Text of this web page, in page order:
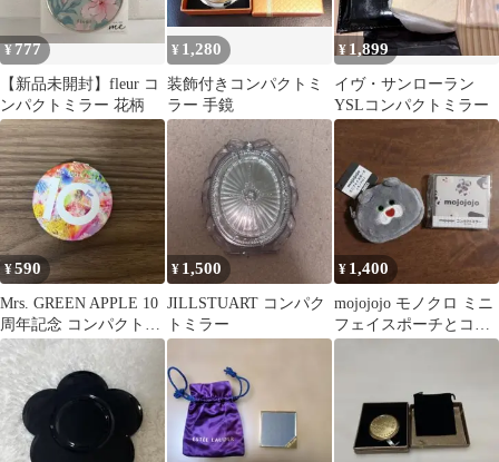
¥777
【新品未開封】fleur コ
ンパクトミラー 花柄
¥ 1,280
装飾付きコンパクトミ
ラー 手鏡
¥ 1,899
イヴ・サンローラン
YSLコンパクトミラー
¥590
Mrs. GREEN APPLE 10
周年記念 コンパクトミ
ラー
¥ 1,500
JILLSTUART コンパク
トミラー
¥ 1,400
mojojojo モノクロ ミニ
フェイスポーチとコン
パクトミラー セット